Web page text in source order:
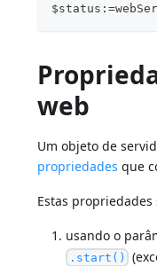
web
Um objeto de
propriedades que
Estas propriedades
usando o
.start()